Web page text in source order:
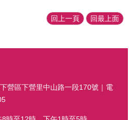
回上一頁 回最上面
營區下營里中山路一段170號｜電